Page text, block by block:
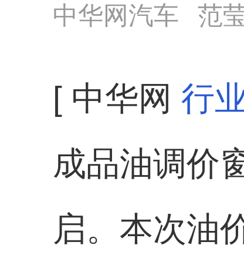
中华网汽车 范
[ 中华网 行
成品油调价
启。本次油